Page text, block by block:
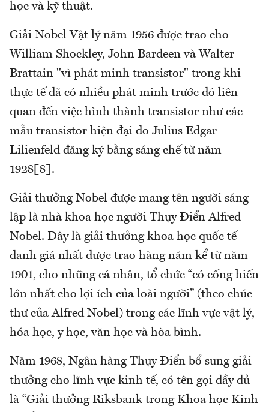
học và kỹ thuật.
Giải Nobel Vật lý năm 1956 được trao cho
William Shockley, John Bardeen và Walter
Brattain "vì phát minh transistor" trong khi
thực tế đã có nhiều phát minh trước đó liên
quan đến việc hình thành transistor như các
mẫu transistor hiện đại do Julius Edgar
Lilienfeld đăng ký bằng sáng chế từ năm
1928[8].
Giải thưởng Nobel được mang tên người sáng
lập là nhà khoa học người Thụy Điển Alfred
Nobel. Đây là giải thưởng khoa học quốc tế
danh giá nhất được trao hàng năm kể từ năm
1901, cho những cá nhân, tổ chức “có cống hiến
lớn nhất cho lợi ích của loài người” (theo chúc
thư của Alfred Nobel) trong các lĩnh vực vật lý,
hóa học, y học, văn học và hòa bình.
Năm 1968, Ngân hàng Thụy Điển bổ sung giải
thưởng cho lĩnh vực kinh tế, có tên gọi đầy đủ
là “Giải thưởng Riksbank trong Khoa học Kinh